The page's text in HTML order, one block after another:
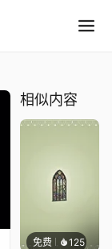
相似内容
免费 125木木